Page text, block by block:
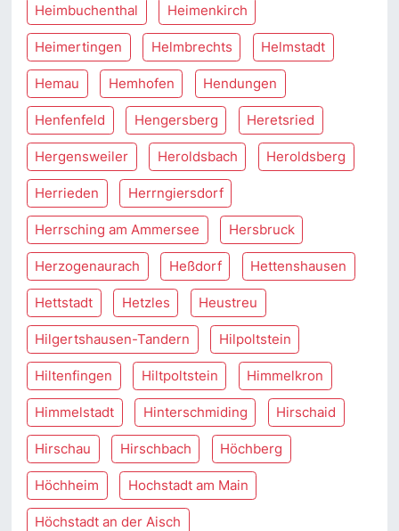
Heimbuchenthal Heimenkirch
Heimertingen Helmbrechts Helmstadt
Hemau Hemhofen Hendungen
Henfenfeld Hengersberg Heretsried
Hergensweiler Heroldsbach Heroldsberg
Herrieden Herrngiersdorf
Herrsching am Ammersee Hersbruck
Herzogenaurach Heßdorf Hettenshausen
Hettstadt Hetzles Heustreu
Hilgertshausen-Tandern Hilpoltstein
Hiltenfingen Hiltpoltstein Himmelkron
Himmelstadt Hinterschmiding Hirschaid
Hirschau Hirschbach Höchberg
Höchheim Hochstadt am Main
Höchstadt an der Aisch